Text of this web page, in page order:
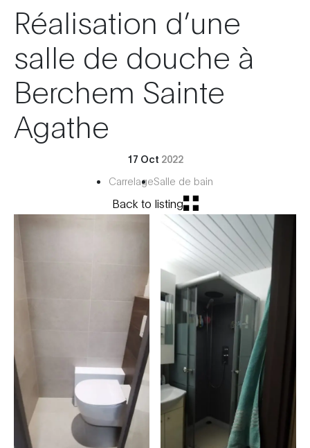
Réalisation d’une
salle de douche à
Berchem Sainte
Agathe
17 Oct 2022
CarrelageSalle de bain
Back to listing